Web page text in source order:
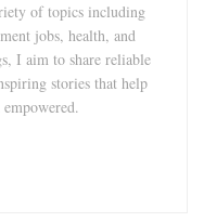
of topics including
jobs, health, and
I aim to share reliable
stories that help